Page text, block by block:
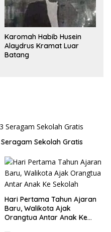
Karomah Habib Husein
Alaydrus Kramat Luar
Batang
Sekolah Gratis
Hari Pertama Tahun Ajaran
Baru, Walikota Ajak
Orangtua Antar Anak Ke